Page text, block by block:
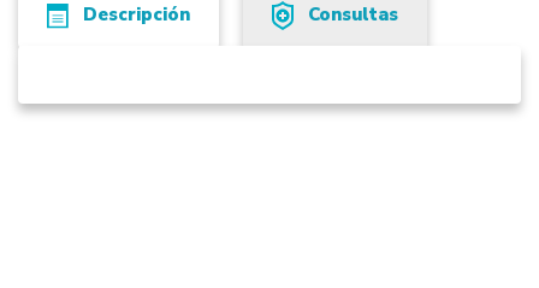
Descripción Consultas